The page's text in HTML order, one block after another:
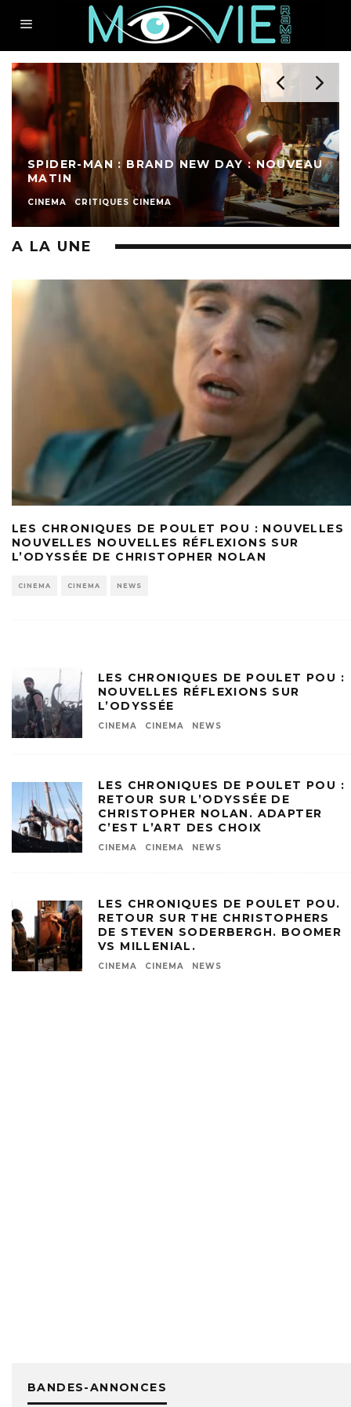
SPIDER-MAN : BRAND NEW DAY : NOUVEAU
MATIN
CINEMA CRITIQUES CINEMA
A LA UNE
LES CHRONIQUES DE POULET POU : NOUVELLES
NOUVELLES NOUVELLES RÉFLEXIONS SUR
L’ODYSSÉE DE CHRISTOPHER NOLAN
CINEMA CINEMA NEWS
LES CHRONIQUES DE POULET POU :
NOUVELLES RÉFLEXIONS SUR
L’ODYSSÉE
CINEMA CINEMA NEWS
LES CHRONIQUES DE POULET POU :
RETOUR SUR L’ODYSSÉE DE
CHRISTOPHER NOLAN. ADAPTER
C’EST L’ART DES CHOIX
CINEMA CINEMA NEWS
LES CHRONIQUES DE POULET POU.
RETOUR SUR THE CHRISTOPHERS
DE STEVEN SODERBERGH. BOOMER
VS MILLENIAL.
CINEMA CINEMA NEWS
BANDES-ANNONCES